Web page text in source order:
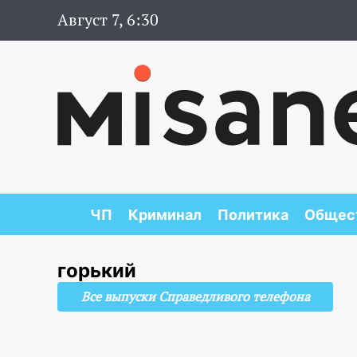
Август 7, 6:30
ЧП Криминал Политика
горький
Все выпуски Справедливого телефона